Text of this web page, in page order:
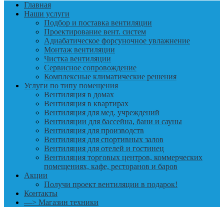
Главная
Наши услуги
Подбор и поставка вентиляции
Проектирование вент. систем
Адиабатическое форсуночное увлажнение
Монтаж вентиляции
Чистка вентиляции
Сервисное сопровождение
Комплексные климатические решения
Услуги по типу помещения
Вентиляция в домах
Вентиляция в квартирах
Вентиляция для мед. учреждений
Вентиляции для бассейна, бани и сауны
Вентиляция для производств
Вентиляция для спортивных залов
Вентиляция для отелей и гостинец
Вентиляция торговых центров, коммерческих
помещениях, кафе, ресторанов и баров
Акции
Получи проект вентиляции в подарок!
Контакты
—> Магазин техники